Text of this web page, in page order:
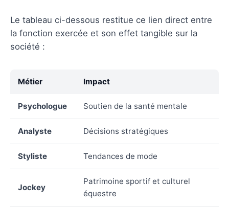
Le tableau ci-dessous restitue ce lien direct entre
la fonction exercée et son effet tangible sur la
société :
Métier Impact
Psychologue Soutien de la santé mentale
Analyste Décisions stratégiques
Styliste Tendances de mode
Jockey
Patrimoine sportif et culturel
équestre